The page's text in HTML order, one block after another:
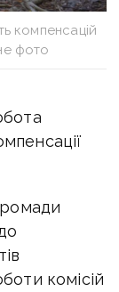
компенсацій
фото
комісій